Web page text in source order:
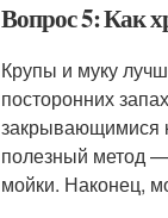
Вопрос 5: Как
Крупы и муку
посторонних
закрывающимися
полезный метод
мойки. Наконец,